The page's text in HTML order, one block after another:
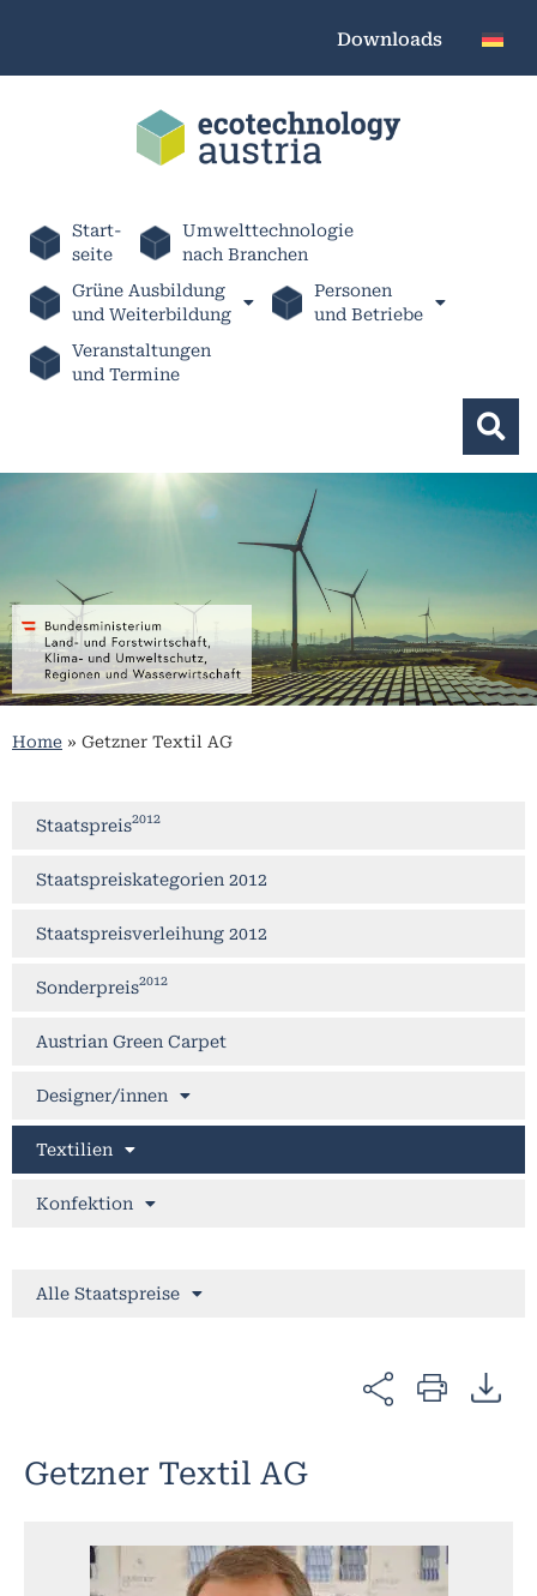
Downloads
Start-
seite
Umwelttechnologie
nach Branchen
Grüne Ausbildung
und Weiterbildung
Personen
und Betriebe
Veranstaltungen
und Termine
Home » Getzner Textil AG
Staatspreis2012
Staatspreiskategorien 2012
Staatspreisverleihung 2012
Sonderpreis2012
Austrian Green Carpet
Designer/innen
Textilien
Konfektion
Alle Staatspreise
Getzner Textil AG